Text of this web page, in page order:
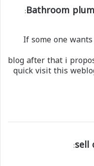
Bathroom
:
If some one
blog after that i
quick visit this
sell
: